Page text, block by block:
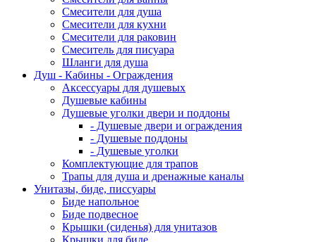
Смесители для душа
Смесители для кухни
Смесители для раковин
Смеситель для писуара
Шланги для душа
Душ - Кабины - Ограждения
Аксессуары для душевых
Душевые кабины
Душевые уголки двери и поддоны
- Душевые двери и ограждения
- Душевые поддоны
- Душевые уголки
Комплектующие для трапов
Трапы для душа и дренажные каналы
Унитазы, биде, писсуары
Биде напольное
Биде подвесное
Крышки (сиденья) для унитазов
Крышки для биде